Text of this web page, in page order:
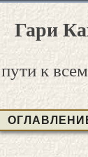
Гари
к